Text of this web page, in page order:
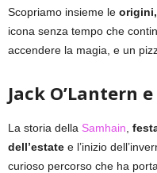
Scopriamo insieme le
icona senza tempo che
accendere la magia, e un
Jack O’Lantern
La storia della Samhain
dell’estate e l’inizio
curioso percorso che ha